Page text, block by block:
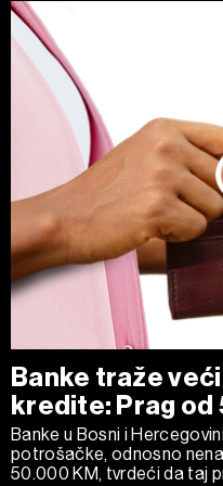
Banke traže
kredite: Prag od
Banke u Bosni i
potrošačke, odnosno
50.000 KM, tvrdeći da taj